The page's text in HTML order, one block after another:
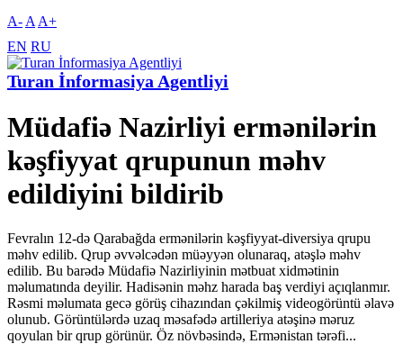
A- A A+
EN RU
Turan İnformasiya Agentliyi
Müdafiə Nazirliyi ermənilərin
kəşfiyyat qrupunun məhv
edildiyini bildirib
Fevralın 12-də Qarabağda ermənilərin kəşfiyyat-diversiya qrupu
məhv edilib. Qrup əvvəlcədən müəyyən olunaraq, atəşlə məhv
edilib. Bu barədə Müdafiə Nazirliyinin mətbuat xidmətinin
məlumatında deyilir. Hadisənin məhz harada baş verdiyi açıqlanmır.
Rəsmi məlumata gecə görüş cihazından çəkilmiş videogörüntü əlavə
olunub. Görüntülərdə uzaq məsafədə artilleriya atəşinə məruz
qoyulan bir qrup görünür. Öz növbəsində, Ermənistan tərəfi...